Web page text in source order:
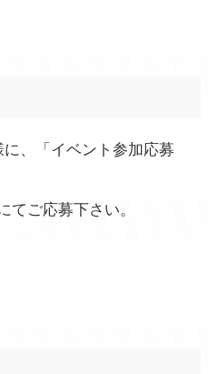
、「イベント参加応募
てご応募下さい。